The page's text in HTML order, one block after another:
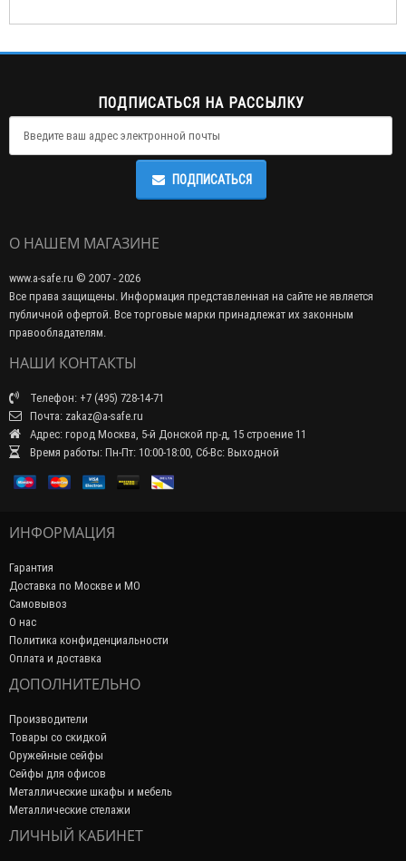
ПОДПИСАТЬСЯ НА РАССЫЛКУ
ПОДПИСАТЬСЯ
О НАШЕМ МАГАЗИНЕ
www.a-safe.ru © 2007 - 2026
Все права защищены. Информация представленная на сайте не является
публичной офертой. Все торговые марки принадлежат их законным
правообладателям.
НАШИ КОНТАКТЫ
Телефон: +7 (495) 728-14-71
Почта: zakaz@a-safe.ru
Адрес: город Москва, 5-й Донской пр-д, 15 строение 11
Время работы: Пн-Пт: 10:00-18:00, Сб-Вс: Выходной
ИНФОРМАЦИЯ
Гарантия
Доставка по Москве и МО
Самовывоз
О нас
Политика конфиденциальности
Оплата и доставка
ДОПОЛНИТЕЛЬНО
Производители
Товары со скидкой
Оружейные сейфы
Сейфы для офисов
Металлические шкафы и мебель
Металлические стелажи
ЛИЧНЫЙ КАБИНЕТ